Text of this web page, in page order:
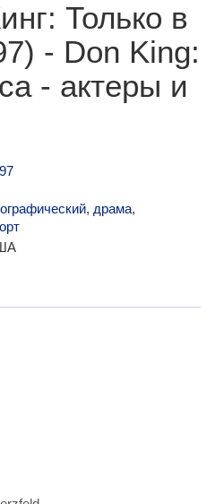
Только в
- Don King:
- актеры и
, драма,